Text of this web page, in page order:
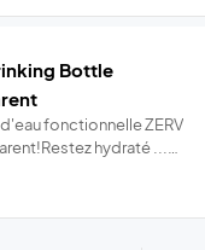
Bottle
fonctionnelle ZERV
hydraté ...